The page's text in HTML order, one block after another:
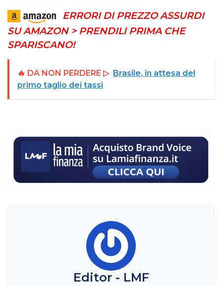
ERRORI DI PREZZO ASSURDI
SU AMAZON > PRENDILI PRIMA CHE
SPARISCANO!
🔥 DA NON PERDERE ▷ Brasile, in attesa del
primo taglio dei tassi
Editor - LMF